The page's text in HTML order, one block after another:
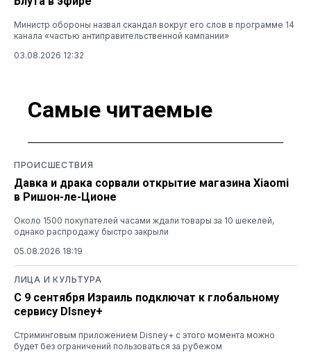
Министр обороны назвал скандал вокруг его слов в программе 14
канала «частью антиправительственной кампании»
03.08.2026 12:32
Самые читаемые
ПРОИСШЕСТВИЯ
Давка и драка сорвали открытие магазина Xiaomi
в Ришон-ле-Ционе
Около 1500 покупателей часами ждали товары за 10 шекелей,
однако распродажу быстро закрыли
05.08.2026 18:19
ЛИЦА И КУЛЬТУРА
С 9 сентября Израиль подключат к глобальному
сервису DIsney+
Стриминговым приложением Disney+ с этого момента можно
будет без ограничений пользоваться за рубежом